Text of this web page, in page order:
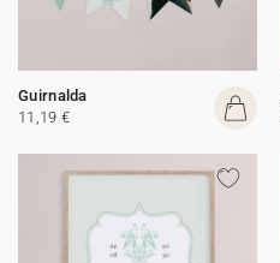
Guirnalda
11,19 €